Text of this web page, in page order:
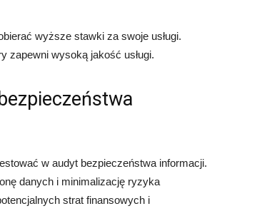
wyższe stawki za swoje usługi.
zapewni wysoką jakość usługi.
w audyt bezpieczeństwa informacji.
danych i minimalizację ryzyka
strat finansowych i